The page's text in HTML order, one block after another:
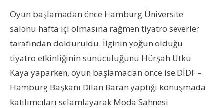
Oyun başlamadan önce Hamburg Üniversite
salonu hafta içi olmasına rağmen tiyatro severler
tarafından dolduruldu. İlginin yoğun olduğu
tiyatro etkinliğinin sunuculuğunu Hürşah Utku
Kaya yaparken, oyun başlamadan önce ise DİDF –
Hamburg Başkanı Dilan Baran yaptığı konuşmada
katılımcıları selamlayarak Moda Sahnesi